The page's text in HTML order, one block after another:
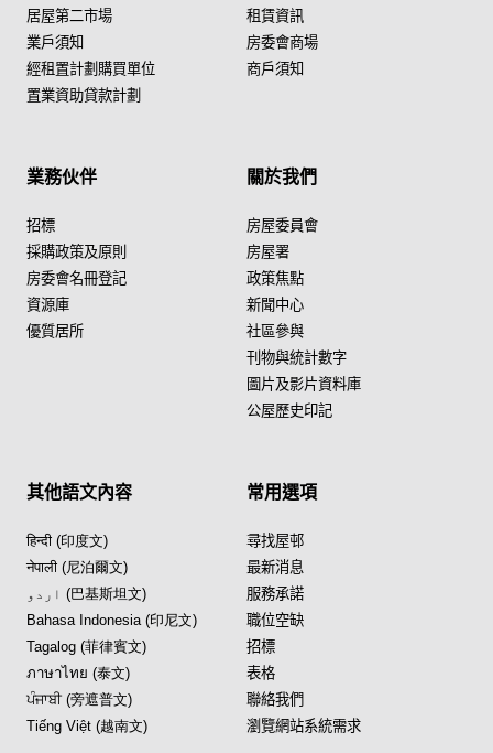
居屋第二市場
業戶須知
經租置計劃購買單位
置業資助貸款計劃
租賃資訊
房委會商場
商戶須知
業務伙伴
招標
採購政策及原則
房委會名冊登記
資源庫
優質居所
關於我們
房屋委員會
房屋署
政策焦點
新聞中心
社區參與
刊物與統計數字
圖片及影片資料庫
公屋歷史印記
其他語文內容
हिन्दी (印度文)
नेपाली (尼泊爾文)
اردو (巴基斯坦文)
Bahasa Indonesia (印尼文)
Tagalog (菲律賓文)
ภาษาไทย (泰文)
ਪੰਜਾਬੀ (旁遮普文)
Tiếng Việt (越南文)
常用選項
尋找屋邨
最新消息
服務承諾
職位空缺
招標
表格
聯絡我們
瀏覽網站系統需求